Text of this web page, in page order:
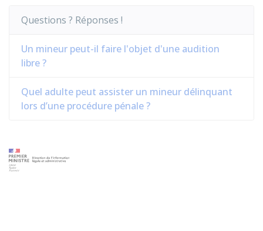
Questions ? Réponses !
Un mineur peut-il faire l'objet d'une audition
libre ?
Quel adulte peut assister un mineur délinquant
lors d’une procédure pénale ?